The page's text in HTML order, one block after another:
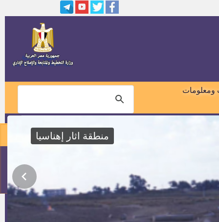
01018460099
ومعلومات
منطقة اثار إهناسيا
وظيفة مدير ادارة بناء وتنمية القرية
وظيفة مدير ادارة التخطيط والتنمية
العمرانية بالديوان العام
وظيفة مدير ادارة شئون الاتصال
كشوف اسماء المقبولين بوظائف
2016
وظائف بالشركة السويسرية
للملابس